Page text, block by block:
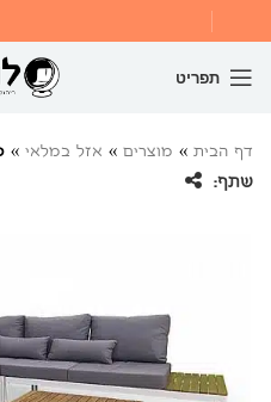
תפריט
דף הבית » מוצרים » אזל במלאי »
שתף: